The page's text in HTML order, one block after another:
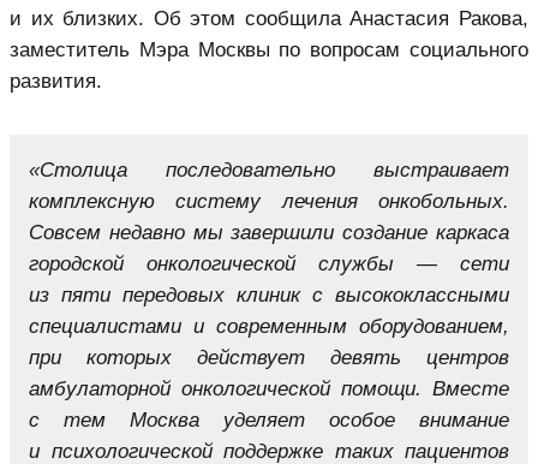
и их близких. Об этом сообщила Анастасия Ракова,
заместитель Мэра Москвы по вопросам социального
развития.
«Столица последовательно выстраивает
комплексную систему лечения онкобольных.
Совсем недавно мы завершили создание каркаса
городской онкологической службы — сети
из пяти передовых клиник с высококлассными
специалистами и современным оборудованием,
при которых действует девять центров
амбулаторной онкологической помощи. Вместе
с тем Москва уделяет особое внимание
и психологической поддержке таких пациентов